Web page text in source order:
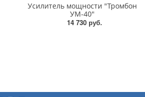
Усилитель мощности "Тромбон
УМ-40"
14 730 руб.